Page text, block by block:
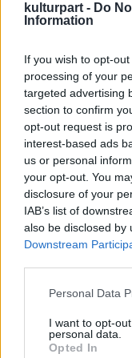
kulturpart - Do
Information
If you wish to opt-
processing of your
targeted advertising
section to confirm
opt-out request is
interest-based ads
us or personal
your opt-out. You
disclosure of your
IAB’s list of
also be disclosed by
Downstream
Please note that
not limited to your
grant or deny
Personal Data
I want to opt-
personal data.
Opted In
Centrál
Így olyanok is
műveket, akik
nem
színházi vagy
jegyet -
előtti téren
most
Színházzal